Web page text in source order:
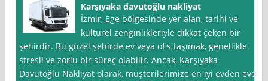
Karşıyaka davutoğlu nakliyat
İzmir, Ege bölgesinde yer alan, tarihi ve
kültürel zenginlikleriyle dikkat çeken bir
şehirdir. Bu güzel şehirde ev veya ofis taşımak, genellikle
stresli ve zorlu bir süreç olabilir. Ancak, Karşıyaka
Davutoğlu Nakliyat olarak, müşterilerimize en iyi evden eve